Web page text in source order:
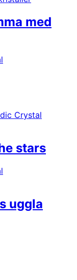
med
Crystal
stars
uggla